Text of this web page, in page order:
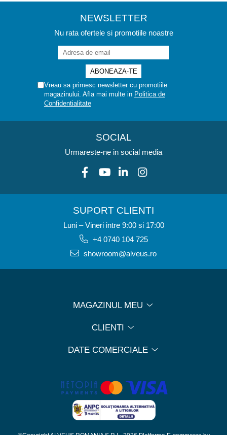
NEWSLETTER
Nu rata ofertele si promotiile noastre
Vreau sa primesc newsletter cu promotiile
magazinului. Afla mai multe in Politica de
Confidentialitate
SOCIAL
Urmareste-ne in social media
SUPORT CLIENTI
Luni – Vineri intre 9:00 si 17:00
+4 0740 104 725
showroom@alveus.ro
MAGAZINUL MEU
CLIENTI
DATE COMERCIALE